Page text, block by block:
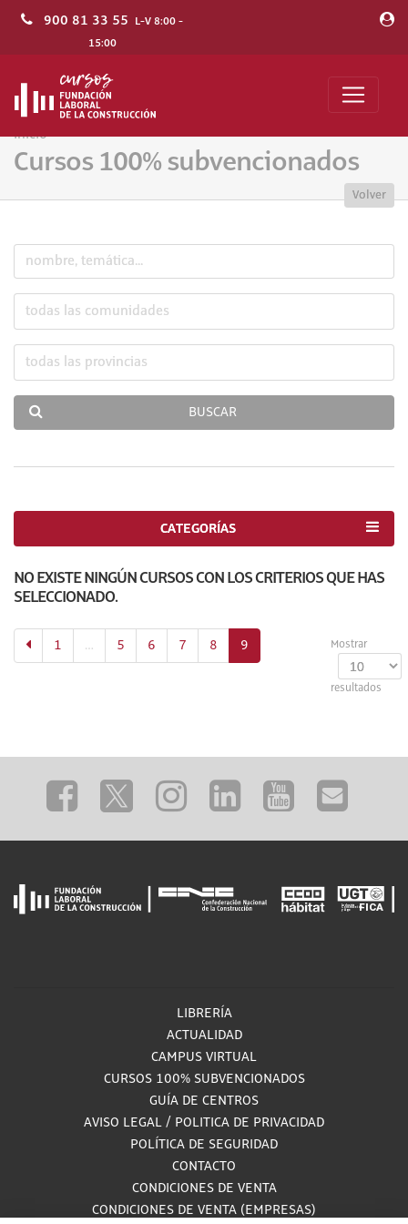
900 81 33 55 L-V 8:00 -
15:00
Inicio
Cursos 100% subvencionados
Volver
BUSCAR
CATEGORÍAS
NO EXISTE NINGÚN CURSOS CON LOS CRITERIOS QUE HAS
SELECCIONADO.
Mostrar
resultados
1 … 5 6 7 8 9
LIBRERÍA
ACTUALIDAD
CAMPUS VIRTUAL
CURSOS 100% SUBVENCIONADOS
GUÍA DE CENTROS
AVISO LEGAL / POLITICA DE PRIVACIDAD
POLÍTICA DE SEGURIDAD
CONTACTO
CONDICIONES DE VENTA
CONDICIONES DE VENTA (EMPRESAS)